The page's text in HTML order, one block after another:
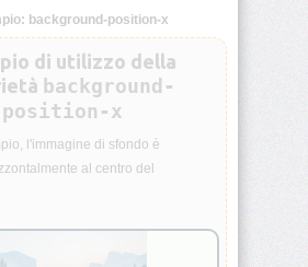
background-position-x
di utilizzo della
background-
position-x
l'immagine di sfondo è
al centro del